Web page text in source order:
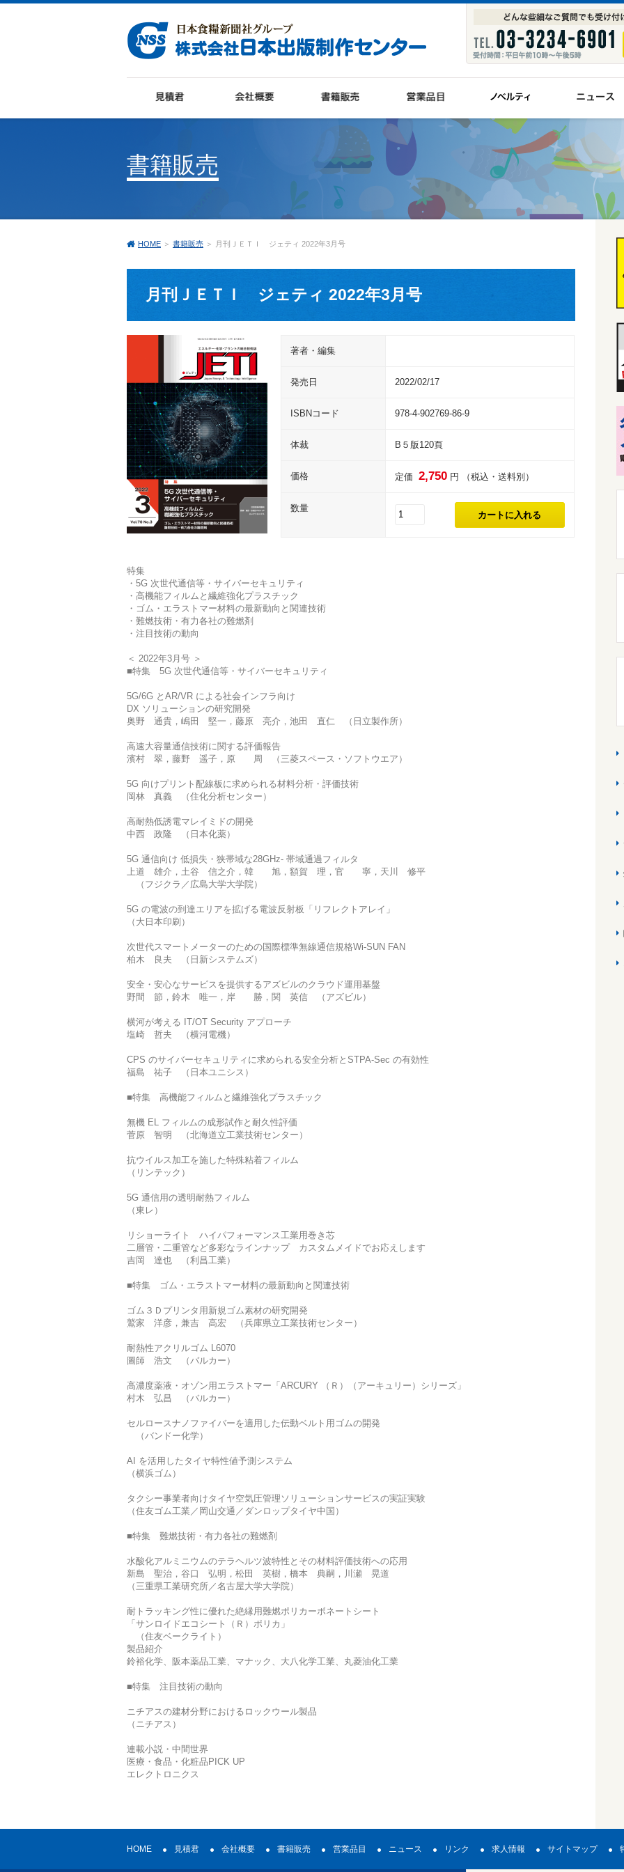
書籍販売
HOME ＞ 書籍販売 ＞ 月刊ＪＥＴＩ ジェティ 2022年3月号
月刊ＪＥＴＩ ジェティ 2022年3月号
著者・編集
発売日 2022/02/17
ISBNコード 978-4-902769-86-9
体裁 B５版120頁
価格 定価 2,750 円 （税込・送料別）
数量
特集
・5G 次世代通信等・サイバーセキュリティ
・高機能フィルムと繊維強化プラスチック
・ゴム・エラストマー材料の最新動向と関連技術
・難燃技術・有力各社の難燃剤
・注目技術の動向
＜ 2022年3月号 ＞
■特集 5G 次世代通信等・サイバーセキュリティ
5G/6G とAR/VR による社会インフラ向け
DX ソリューションの研究開発
奥野 通貴，嶋田 堅一，藤原 亮介，池田 直仁 （日立製作所）
高速大容量通信技術に関する評価報告
濱村 翠，藤野 遥子，原 周 （三菱スペース・ソフトウエア）
5G 向けプリント配線板に求められる材料分析・評価技術
岡林 真義 （住化分析センター）
高耐熱低誘電マレイミドの開発
中西 政隆 （日本化薬）
5G 通信向け 低損失・狭帯域な28GHz- 帯域通過フィルタ
上道 雄介，土谷 信之介，韓 旭，額賀 理，官 寧，天川 修平
（フジクラ／広島大学大学院）
5G の電波の到達エリアを拡げる電波反射板「リフレクトアレイ」
（大日本印刷）
次世代スマートメーターのための国際標準無線通信規格Wi-SUN FAN
柏木 良夫 （日新システムズ）
安全・安心なサービスを提供するアズビルのクラウド運用基盤
野間 節，鈴木 唯一，岸 勝，関 英信 （アズビル）
横河が考える IT/OT Security アプローチ
塩崎 哲夫 （横河電機）
CPS のサイバーセキュリティに求められる安全分析とSTPA-Sec の有効性
福島 祐子 （日本ユニシス）
■特集 高機能フィルムと繊維強化プラスチック
無機 EL フィルムの成形試作と耐久性評価
菅原 智明 （北海道立工業技術センター）
抗ウイルス加工を施した特殊粘着フィルム
（リンテック）
5G 通信用の透明耐熱フィルム
（東レ）
リショーライト ハイパフォーマンス工業用巻き芯
二層管・二重管など多彩なラインナップ カスタムメイドでお応えします
吉岡 達也 （利昌工業）
■特集 ゴム・エラストマー材料の最新動向と関連技術
ゴム３Ｄプリンタ用新規ゴム素材の研究開発
鷲家 洋彦，兼吉 高宏 （兵庫県立工業技術センター）
耐熱性アクリルゴム L6070
圖師 浩文 （バルカー）
高濃度薬液・オゾン用エラストマー「ARCURY （Ｒ）（アーキュリー）シリーズ」
村木 弘昌 （バルカー）
セルロースナノファイバーを適用した伝動ベルト用ゴムの開発
（バンドー化学）
AI を活用したタイヤ特性値予測システム
（横浜ゴム）
タクシー事業者向けタイヤ空気圧管理ソリューションサービスの実証実験
（住友ゴム工業／岡山交通／ダンロップタイヤ中国）
■特集 難燃技術・有力各社の難燃剤
水酸化アルミニウムのテラヘルツ波特性とその材料評価技術への応用
新島 聖治，谷口 弘明，松田 英樹，橋本 典嗣，川瀬 晃道
（三重県工業研究所／名古屋大学大学院）
耐トラッキング性に優れた絶縁用難燃ポリカーボネートシート
「サンロイドエコシート（Ｒ）ポリカ」
（住友ベークライト）
製品紹介
鈴裕化学、阪本薬品工業、マナック、大八化学工業、丸菱油化工業
■特集 注目技術の動向
ニチアスの建材分野におけるロックウール製品
（ニチアス）
連載小説・中間世界
医療・食品・化粧品PICK UP
エレクトロニクス
HOME 見積君 会社概要 書籍販売 営業品目 ニュース リンク 求人情報 サイトマップ